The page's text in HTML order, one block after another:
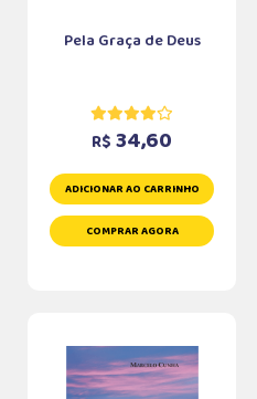
Pela Graça de Deus
R$ 34,60
ADICIONAR AO CARRINHO
COMPRAR AGORA